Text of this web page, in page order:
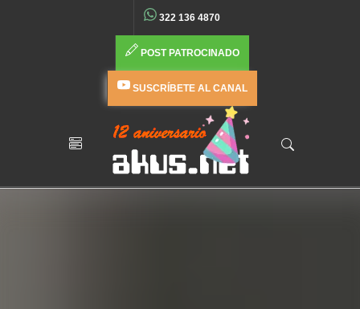
322 136 4870
POST PATROCINADO
SUSCRÍBETE AL CANAL